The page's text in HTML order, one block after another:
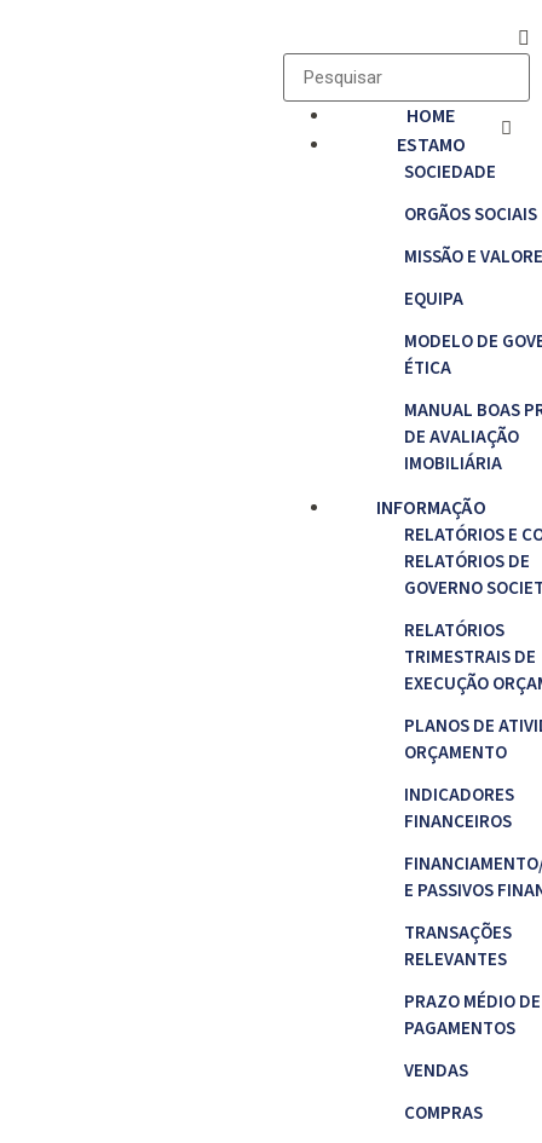
HOME
ESTAMO
SOCIEDADE
ORGÃOS SOCIAIS
MISSÃO E
EQUIPA
MODELO DE
ÉTICA
MANUAL BOAS
DE AVALIAÇÃO
IMOBILIÁRIA
INFORMAÇÃO
RELATÓRIOS E
RELATÓRIOS DE
GOVERNO
RELATÓRIOS
TRIMESTRAIS DE
EXECUÇÃO
PLANOS DE
ORÇAMENTO
INDICADORES
FINANCEIROS
E PASSIVOS
TRANSAÇÕES
RELEVANTES
PRAZO MÉDIO DE
PAGAMENTOS
VENDAS
COMPRAS